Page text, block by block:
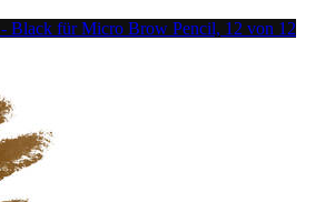
- Black für Micro Brow Pencil, 12 von 12